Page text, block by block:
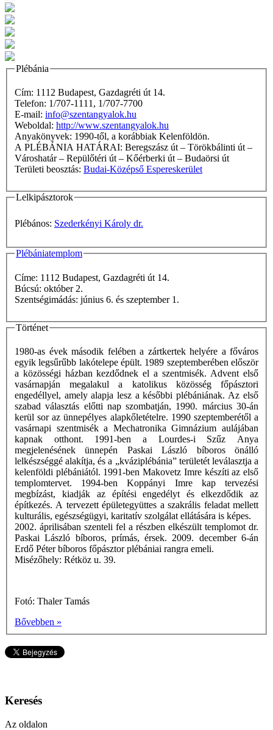
Plébánia
Cím: 1112 Budapest, Gazdagréti út 14.
Telefon: 1/707-1111, 1/707-7700
E-mail: info@szentangyalok.hu
Weboldal: http://www.szentangyalok.hu
Anyakönyvek: 1990-től, a korábbiak Kelenföldön.
A PLÉBÁNIA HATÁRAI: Beregszász út – Törökbálinti út –
Városhatár – Repülőtéri út – Kőérberki út – Budaörsi út
Területi beosztás: Budai-Középső Espereskerület
Lelkipásztorok
Plébános: Szederkényi Károly dr.
Plébániatemplom
Címe: 1112 Budapest, Gazdagréti út 14.
Búcsú: október 2.
Szentségimádás: június 6. és szeptember 1.
Történet
1980-as évek második felében a zártkertek helyére a főváros
egyik legsűrűbb lakótelepe épült. 1989 szeptemberében először
a közösségi házban kezdődnek el a szentmisék. Advent első
vasárnapján megalakul a katolikus közösség főpásztori
engedéllyel, amely alapja lesz a későbbi plébániának. Az első
szabad választás előtti nap szombatján, 1990. március 30-án
kerül sor az ünnepélyes alapkőletételre. 1990 szeptemberétől a
vasárnapi szentmisék a Mechatronika Gimnázium aulájában
kapnak otthont. 1991-ben a Lourdes-i Szűz Anya
megjelenésének ünnepén Paskai László bíboros önálló
lelkészséggé alakítja, és a „kváziplébánia” területét leválasztja a
kelenföldi plébániától. 1991-ben Makovetz Imre készíti az első
templomtervet. 1994-ben Koppányi Imre kap tervezési
megbízást, kiadják az építési engedélyt és elkezdődik az
építkezés. A tervezett épületegyüttes a szakrális feladat mellett
kulturális, egészségügyi, karitatív szolgálat ellátására is képes.
2002. áprilisában szenteli fel a részben elkészült templomot dr.
Paskai László bíboros, prímás, érsek. 2009. december 6-án
Erdő Péter bíboros főpásztor plébániai rangra emeli.
Misézőhely: Rétköz u. 39.
Fotó: Thaler Tamás
Bővebben »
Keresés
Az oldalon